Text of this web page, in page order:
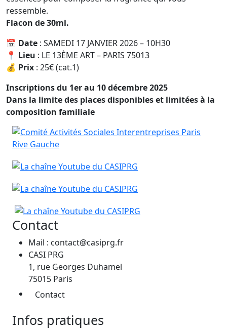
ressemble.
Flacon de 30ml.
📅 Date : SAMEDI 17 JANVIER 2026 – 10H30
📍 Lieu : LE 13ÈME ART – PARIS 75013
💰 Prix : 25€ (cat.1)
Inscriptions du 1er au 10 décembre 2025
Dans la limite des places disponibles et limitées à la
composition familiale
Contact
Mail : contact@casiprg.fr
CASI PRG
1, rue Georges Duhamel
75015 Paris
Contact
Infos pratiques